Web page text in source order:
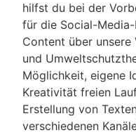
hilfst du bei der
für die Social-
Content über
und
Möglichkeit, eigene
Kreativität freien
Erstellung von
verschiedenen